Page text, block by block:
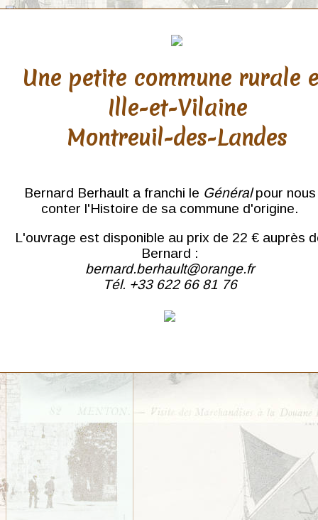
Puy de Dôme
Laussonne
Le Mont-Dore
Saint-Sauves
Une petite commune rurale
Ille-et-Vilaine
Montreuil-des-Landes
Bernard Berhault a franchi le Généralpour nous
conter l'Histoire de sa commune d'origine.
L'ouvrage est disponible au prix de 22 € auprès
Bernard :
bernard.berhault@orange.fr
Tél. +33 622 66 81 76